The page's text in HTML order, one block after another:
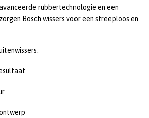
rubbertechnologie en een
Bosch wissers voor een streeploos en